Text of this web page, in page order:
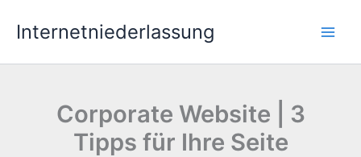
InhaltInternetniederlassung
Corporate Website | 3
Tipps für Ihre Seite